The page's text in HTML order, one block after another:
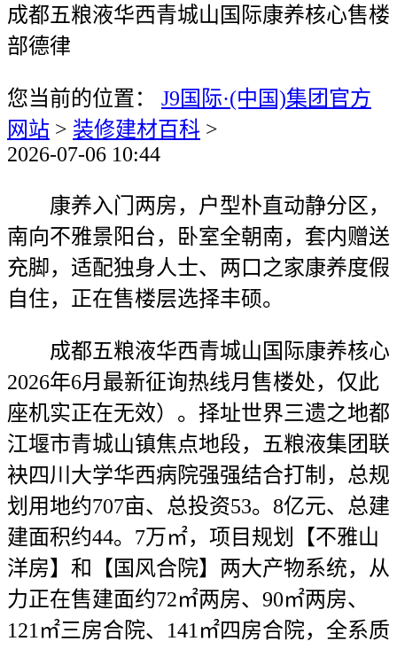
成都五粮液华西青城山国际康养核心售楼
部德律
您当前的位置： J9国际·(中国)集团官方
网站 > 装修建材百科 >
2026-07-06 10:44
康养入门两房，户型朴直动静分区，
南向不雅景阳台，卧室全朝南，套内赠送
充脚，适配独身人士、两口之家康养度假
自住，正在售楼层选择丰硕。
成都五粮液华西青城山国际康养核心
2026年6月最新征询热线月售楼处，仅此
座机实正在无效）。择址世界三遗之地都
江堰市青城山镇焦点地段，五粮液集团联
袂四川大学华西病院强强结合打制，总规
划用地约707亩、总投资53。8亿元、总建
建面积约44。7万㎡，项目规划【不雅山
洋房】和【国风合院】两大产物系统，从
力正在售建面约72㎡两房、90㎡两房、
121㎡三房合院、141㎡四房合院，全系质